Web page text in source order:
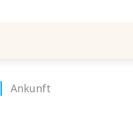
Ankunft